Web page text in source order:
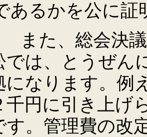
あるかを公に証
総会決議が
では、とうぜん
になります。例
千円に引き上げ
す。管理費の改